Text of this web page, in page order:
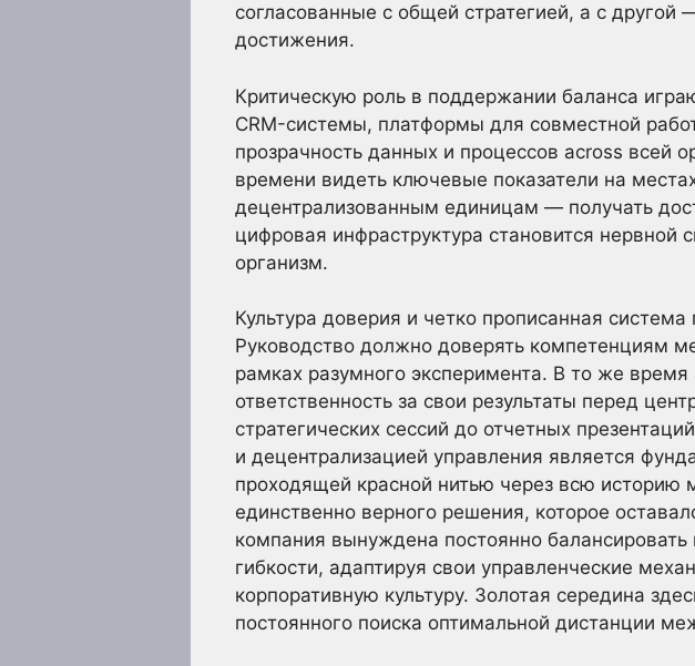
согласованные с общей стратегией, а с
достижения.
Критическую роль в поддержании баланса
CRM-системы, платформы для совместной
прозрачность данных и процессов across всей
времени видеть ключевые показатели на
децентрализованным единицам — получать
цифровая инфраструктура становится
организм.
Культура доверия и четко прописанная
Руководство должно доверять компетенциям
рамках разумного эксперимента. В то же
ответственность за свои результаты перед
стратегических сессий до отчетных
и децентрализацией управления является
проходящей красной нитью через всю историю
единственно верного решения, которое
компания вынуждена постоянно
гибкости, адаптируя свои управленческие
корпоративную культуру. Золотая середина
постоянного поиска оптимальной дистанции